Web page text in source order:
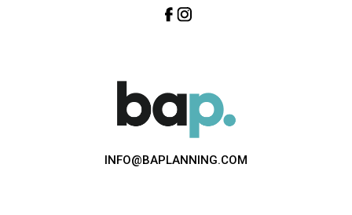
INFO@BAPLANNING.COM